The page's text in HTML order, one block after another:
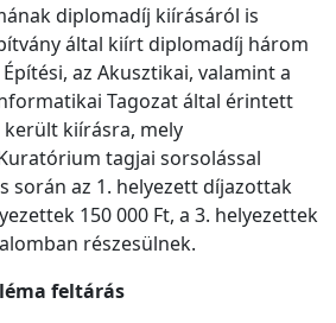
diplomadíj kiírásáról is
által kiírt diplomadíj három
az Akusztikai, valamint a
Tagozat által érintett
kiírásra, mely
tagjai sorsolással
során az 1. helyezett díjazottak
150 000 Ft, a 3. helyezettek
részesülnek.
feltárás